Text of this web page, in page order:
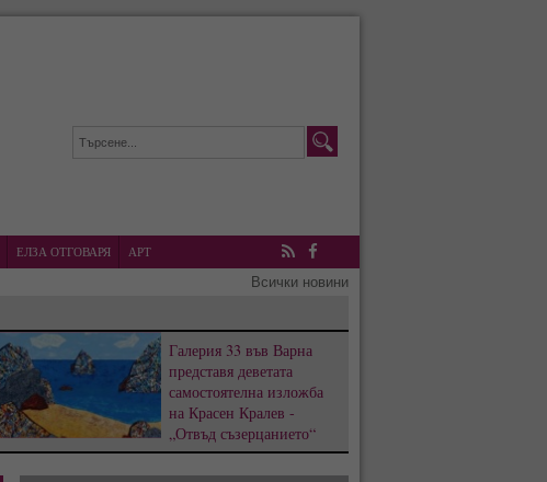
ЕЛЗА ОТГОВАРЯ
АРТ
RSS Facebook
Всички новини
Галерия 33 във Варна
представя деветата
самостоятелна изложба
на Красен Кралев -
„Отвъд съзерцанието“